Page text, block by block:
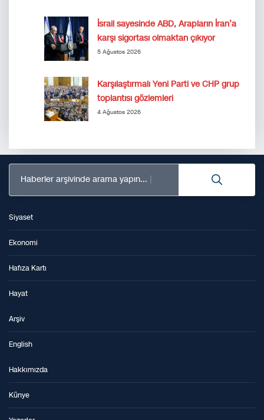
İsrail sayesinde ABD, Arapların İran’a
karşı sigortası olmaktan çıkıyor
5 Ağustos 2026
Karşılaştırmalı Yeni Parti ve CHP grup
toplantısı gözlemleri
4 Ağustos 2026
Haberler arşivinde arama yapın...
Siyaset
Ekonomi
Hafıza Kartı
Hayat
Arşiv
English
Hakkımızda
Künye